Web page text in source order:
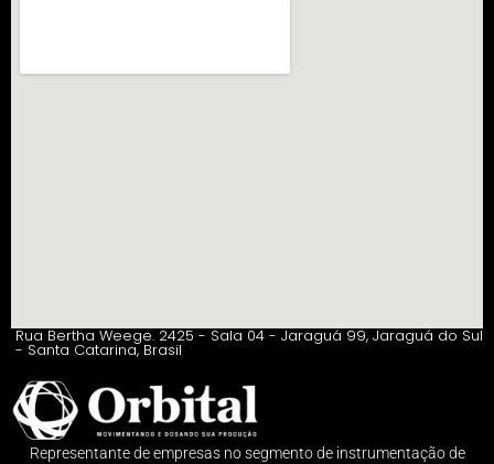
Rua Bertha Weege. 2425 - Sala 04 - Jaraguá 99, Jaraguá do Sul
- Santa Catarina, Brasil
Representante de empresas no segmento de instrumentação de